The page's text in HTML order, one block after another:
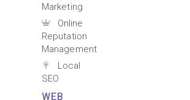
Marketing
Online
Reputation
Management
Local
SEO
WEB